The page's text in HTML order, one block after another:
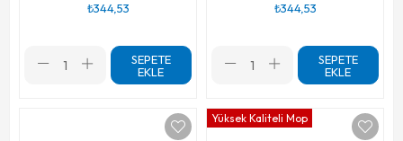
₺344,53
SEPETE
EKLE
₺344,53
SEPETE
EKLE
Yüksek Kaliteli Mop